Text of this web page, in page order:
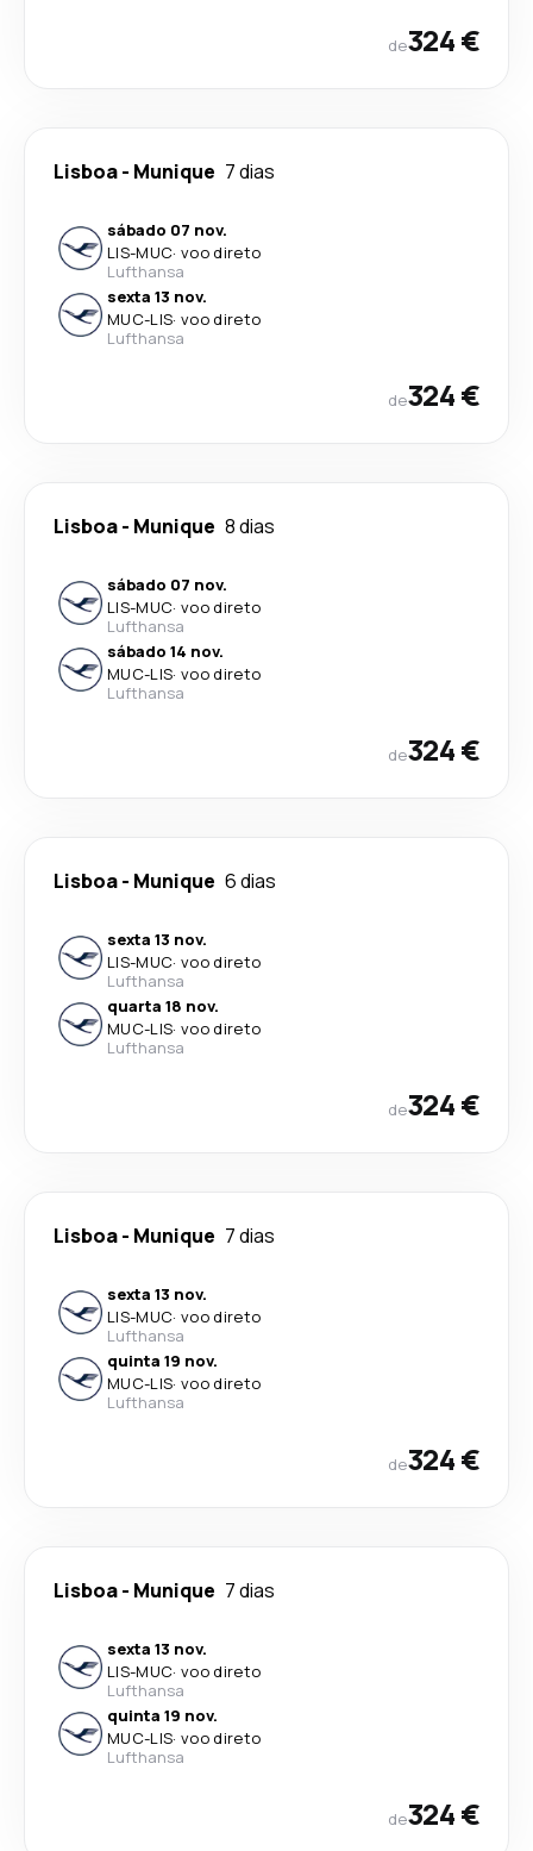
de324 €
Lisboa- Munique 7 dias
sábado 07 nov.
LIS-MUC· voo direto
Lufthansa
sexta 13 nov.
MUC-LIS· voo direto
Lufthansa
de324 €
Lisboa- Munique 8 dias
sábado 07 nov.
LIS-MUC· voo direto
Lufthansa
sábado 14 nov.
MUC-LIS· voo direto
Lufthansa
de324 €
Lisboa- Munique 6 dias
sexta 13 nov.
LIS-MUC· voo direto
Lufthansa
quarta 18 nov.
MUC-LIS· voo direto
Lufthansa
de324 €
Lisboa- Munique 7 dias
sexta 13 nov.
LIS-MUC· voo direto
Lufthansa
quinta 19 nov.
MUC-LIS· voo direto
Lufthansa
de324 €
Lisboa- Munique 7 dias
sexta 13 nov.
LIS-MUC· voo direto
Lufthansa
quinta 19 nov.
MUC-LIS· voo direto
Lufthansa
de324 €